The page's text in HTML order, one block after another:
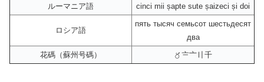
ルーマニア語
cinci mii șapte sute șaizeci și doi
ロシア語
пять тысяч семьсот шестьдесят
два
花碼（蘇州号碼）
〥〧〦〢千